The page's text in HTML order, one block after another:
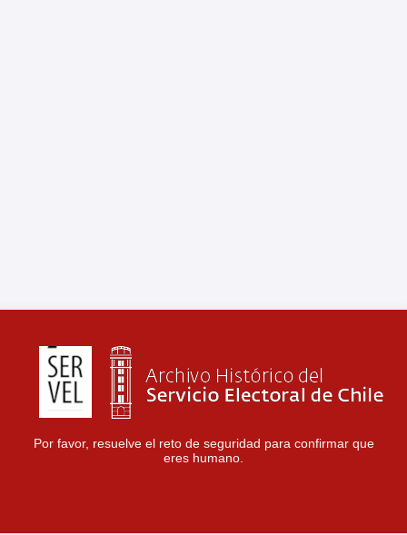
Por favor, resuelve el reto de seguridad para confirmar que
eres humano.